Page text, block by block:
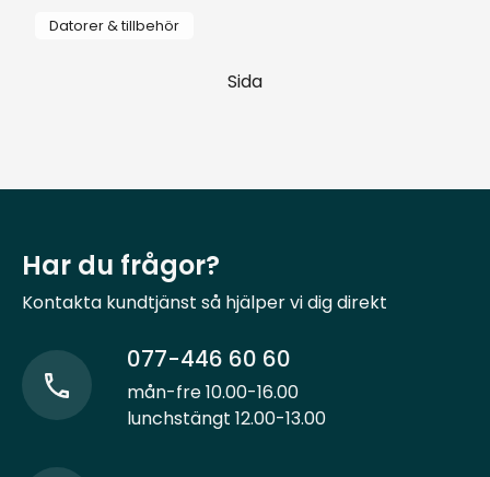
Datorer & tillbehör
Sida
Har du frågor?
Kontakta kundtjänst så hjälper vi dig direkt
077-446 60 60
mån-fre 10.00-16.00
lunchstängt 12.00-13.00